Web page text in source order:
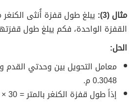
مثال (3):
القفزة الواحدة، فكم يبلغ طول
الحل:
0.3048 م.
إذاً طول قفزة الكنغر بالمتر = 30 × 0.3048 = 9.144 م.